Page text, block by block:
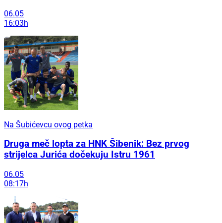
06.05
16:03h
Na Šubićevcu ovog petka
Druga meč lopta za HNK Šibenik: Bez prvog
strijelca Jurića dočekuju Istru 1961
06.05
08:17h